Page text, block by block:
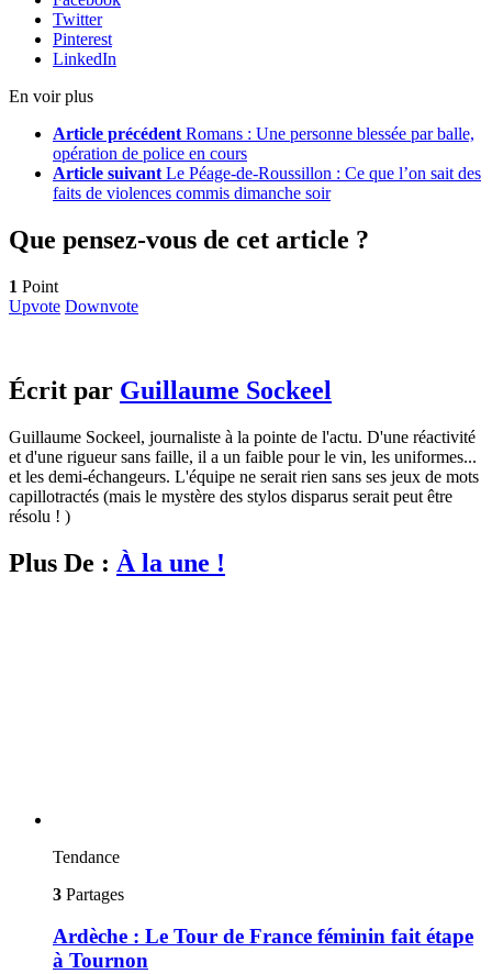
Twitter
Pinterest
LinkedIn
En voir plus
Article précédent Romans : Une personne blessée par balle,
opération de police en cours
Article suivant Le Péage-de-Roussillon : Ce que l’on sait des
faits de violences commis dimanche soir
Que pensez-vous de cet article ?
1 Point
Upvote Downvote
Écrit par Guillaume Sockeel
Guillaume Sockeel, journaliste à la pointe de l'actu. D'une réactivité
et d'une rigueur sans faille, il a un faible pour le vin, les uniformes...
et les demi-échangeurs. L'équipe ne serait rien sans ses jeux de mots
capillotractés (mais le mystère des stylos disparus serait peut être
résolu ! )
Plus De : À la une !
Tendance
3 Partages
Ardèche : Le Tour de France féminin fait étape
à Tournon